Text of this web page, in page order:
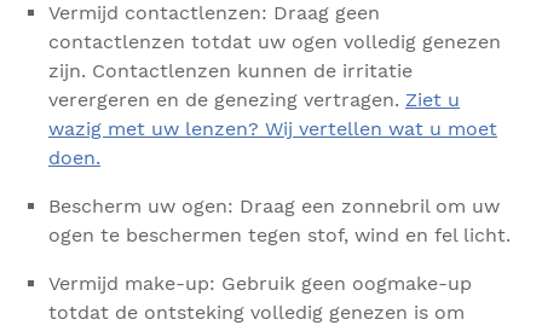
Vermijd contactlenzen: Draag geen
contactlenzen totdat uw ogen volledig genezen
zijn. Contactlenzen kunnen de irritatie
verergeren en de genezing vertragen. Ziet u
wazig met uw lenzen? Wij vertellen wat u moet
doen.
Bescherm uw ogen: Draag een zonnebril om uw
ogen te beschermen tegen stof, wind en fel licht.
Vermijd make-up: Gebruik geen oogmake-up
totdat de ontsteking volledig genezen is om